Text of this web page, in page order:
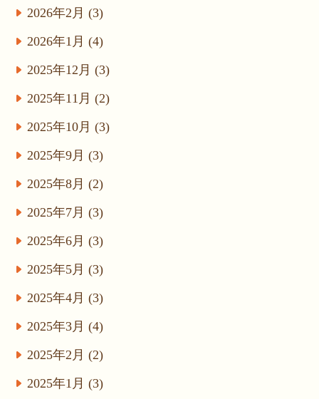
2026年2月 (3)
2026年1月 (4)
2025年12月 (3)
2025年11月 (2)
2025年10月 (3)
2025年9月 (3)
2025年8月 (2)
2025年7月 (3)
2025年6月 (3)
2025年5月 (3)
2025年4月 (3)
2025年3月 (4)
2025年2月 (2)
2025年1月 (3)